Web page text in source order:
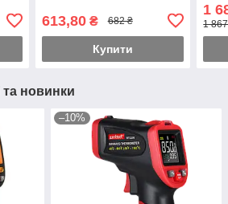
613,80₴ 682 ₴
Купити
1
1
та новинки
–10%